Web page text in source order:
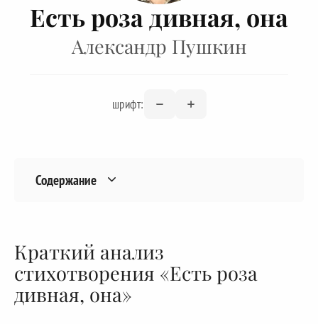
Есть роза дивная, она
Александр Пушкин
шрифт:
Содержание
Краткий анализ
стихотворения «Есть роза
дивная, она»